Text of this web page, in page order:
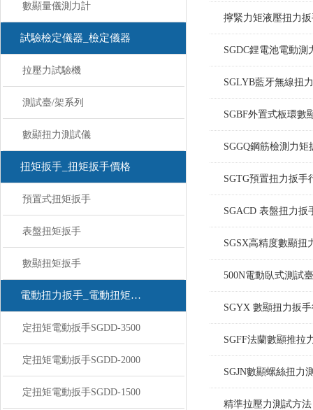
數顯量儀測力計
試驗檢定儀器_檢定儀器
拉壓力試驗機
測試臺/架系列
數顯扭力測試儀
扭矩扳手_扭矩扳手價格
預置式扭矩扳手
表盤扭矩扳手
數顯扭矩扳手
電動扭力扳手_電動扭矩扳手
定扭矩電動扳手SGDD-3500
定扭矩電動扳手SGDD-2000
定扭矩電動扳手SGDD-1500
擰緊力矩液壓扭力
SGDC鋰電池電動
SGLYB藍牙無線扭
SGBF外置式板環數
SGGQ鋼筋檢測力
SGTG預置扭力扳
SGACD 表盤扭力
SGSX高精度數顯扭
500N電動臥式測試臺
SGYX 數顯扭力扳
SGFF法蘭數顯推拉
SGJN數顯螺絲扭力
精準拉壓力測試方